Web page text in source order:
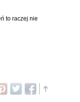
to raczej nie